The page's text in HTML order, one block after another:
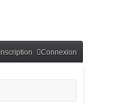
Connexion
Inscription